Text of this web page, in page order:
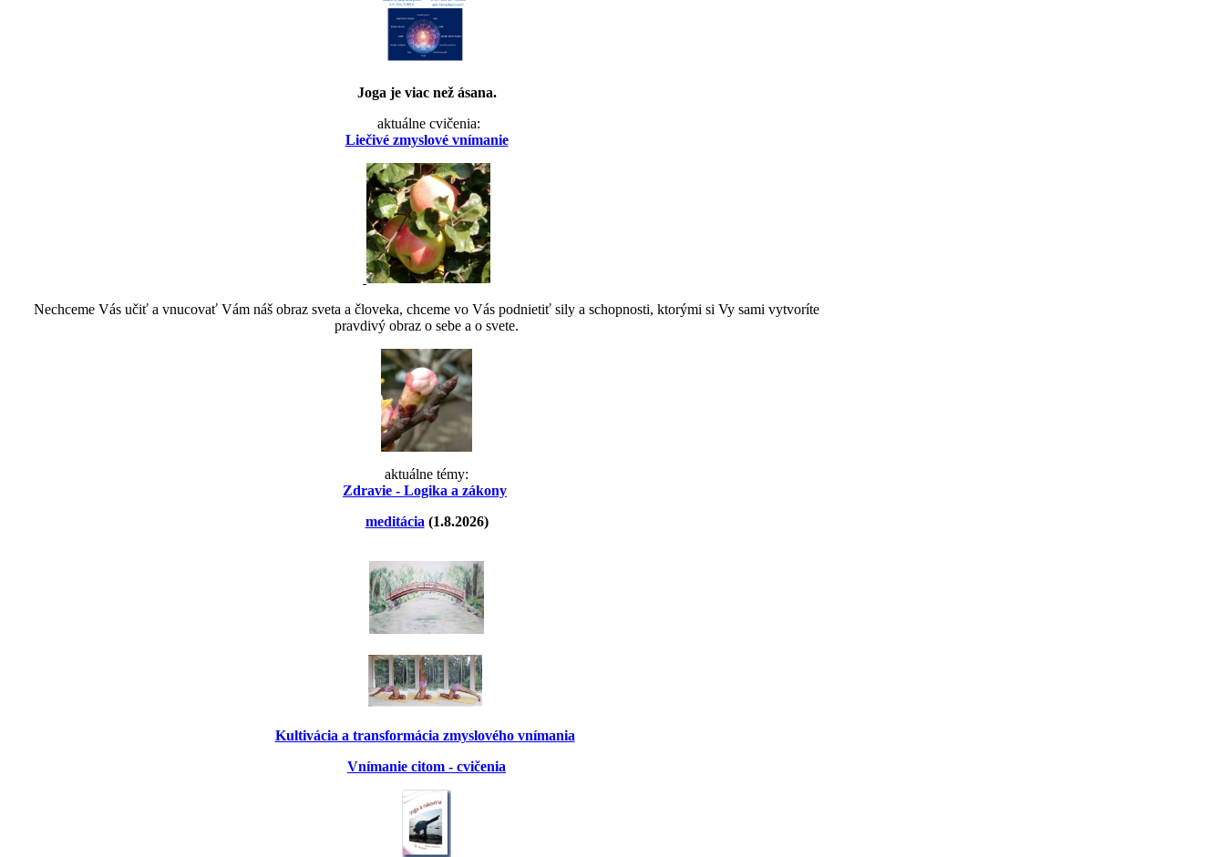
Joga je viac než ásana.
aktuálne cvičenia:
Liečivé zmyslové vnímanie
Nechceme Vás učiť a vnucovať Vám náš obraz sveta a človeka, chceme vo Vás podnietiť sily a schopnosti, ktorými si Vy sami vytvoríte
pravdivý obraz o sebe a o svete.
aktuálne témy:
Zdravie - Logika a zákony
meditácia(1.8.2026)
Kultivácia a transformácia zmyslového vnímania
Vnímanie citom - cvičenia